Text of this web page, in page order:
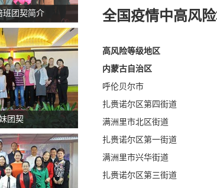
班团契简介
团契
全国疫情中高风
高风险等级地区
内蒙古自治区
呼伦贝尔市
扎赉诺尔区第四街道
满洲里市北区街道
扎赉诺尔区第一街道
满洲里市兴华街道
扎赉诺尔区第三街道